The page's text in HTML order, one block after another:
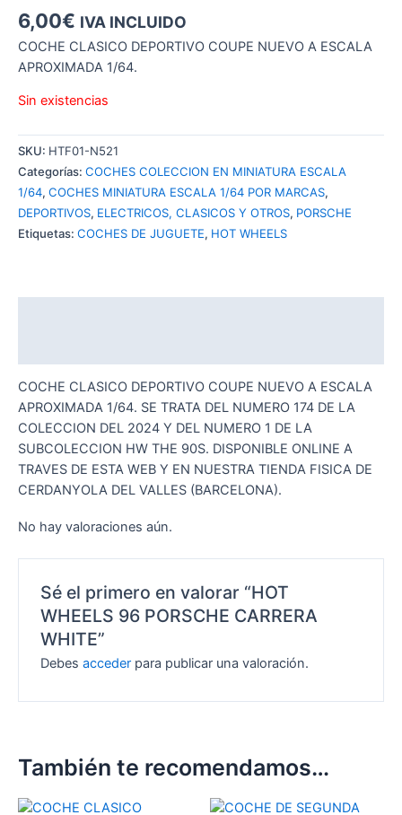
6,00€ IVA INCLUIDO
COCHE CLASICO DEPORTIVO COUPE NUEVO A ESCALA
APROXIMADA 1/64.
Sin existencias
SKU: HTF01-N521
Categorías: COCHES COLECCION EN MINIATURA ESCALA
1/64, COCHES MINIATURA ESCALA 1/64 POR MARCAS,
DEPORTIVOS, ELECTRICOS, CLASICOS Y OTROS, PORSCHE
Etiquetas: COCHES DE JUGUETE, HOT WHEELS
COCHE CLASICO DEPORTIVO COUPE NUEVO A ESCALA
APROXIMADA 1/64. SE TRATA DEL NUMERO 174 DE LA
COLECCION DEL 2024 Y DEL NUMERO 1 DE LA
SUBCOLECCION HW THE 90S. DISPONIBLE ONLINE A
TRAVES DE ESTA WEB Y EN NUESTRA TIENDA FISICA DE
CERDANYOLA DEL VALLES (BARCELONA).
No hay valoraciones aún.
Sé el primero en valorar “HOT
WHEELS 96 PORSCHE CARRERA
WHITE”
Debesacceder para publicar una valoración.
También te recomendamos…